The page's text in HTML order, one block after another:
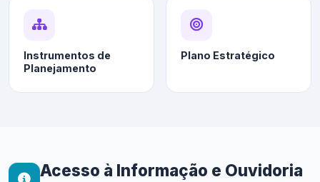
Instrumentos de
Planejamento
Plano Estratégico
Acesso à Informação e Ouvidoria